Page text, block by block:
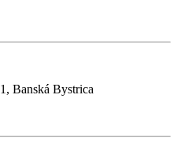
Banská Bystrica